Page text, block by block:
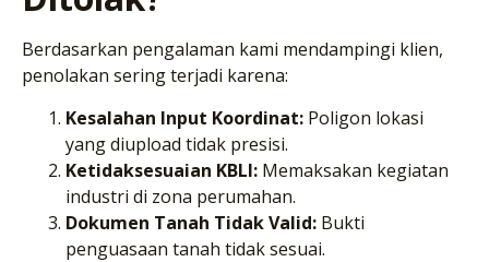
Berdasarkan pengalaman kami mendampingi klien,
penolakan sering terjadi karena:
Kesalahan Input Koordinat: Poligon lokasi
yang diupload tidak presisi.
Ketidaksesuaian KBLI: Memaksakan kegiatan
industri di zona perumahan.
Dokumen Tanah Tidak Valid: Bukti
penguasaan tanah tidak sesuai.